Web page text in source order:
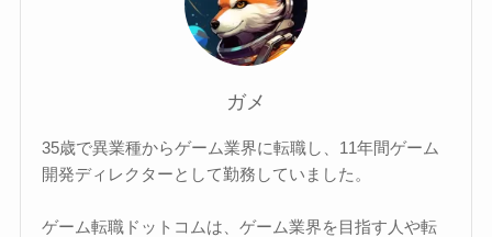
ガメ
35歳で異業種からゲーム業界に転職し、11年間ゲーム
開発ディレクターとして勤務していました。
ゲーム転職ドットコムは、ゲーム業界を目指す人や転